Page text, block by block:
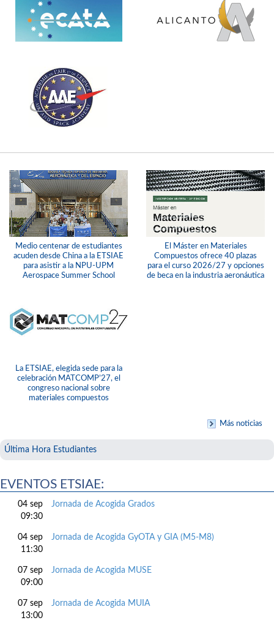
Medio centenar de estudiantes
acuden desde China a la ETSIAE
para asistir a la NPU-UPM
Aerospace Summer School
El Máster en Materiales
Compuestos ofrece 40 plazas
para el curso 2026/27 y opciones
de beca en la industria aeronáutica
La ETSIAE, elegida sede para la
celebración MATCOMP’27, el
congreso nacional sobre
materiales compuestos
Más noticias
Última Hora Estudiantes
EVENTOS ETSIAE:
04 sep
09:30
Jornada de Acogida Grados
04 sep
11:30
Jornada de Acogida GyOTA y GIA (M5-M8)
07 sep
09:00
Jornada de Acogida MUSE
07 sep
13:00
Jornada de Acogida MUIA